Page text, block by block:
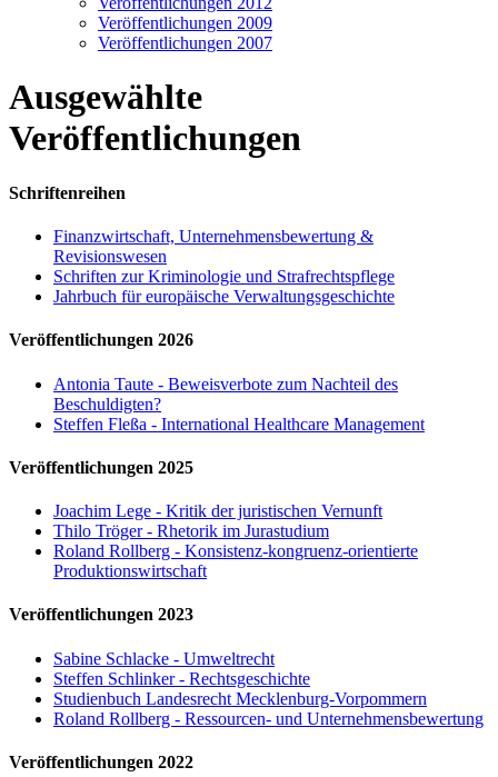
Veröffentlichungen 2009
Veröffentlichungen 2007
Ausgewählte
Veröffentlichungen
Schriftenreihen
Finanzwirtschaft, Unternehmensbewertung &
Revisionswesen
Schriften zur Kriminologie und Strafrechtspflege
Jahrbuch für europäische Verwaltungsgeschichte
Veröffentlichungen 2026
Antonia Taute - Beweisverbote zum Nachteil des
Beschuldigten?
Steffen Fleßa - International Healthcare Management
Veröffentlichungen 2025
Joachim Lege - Kritik der juristischen Vernunft
Thilo Tröger - Rhetorik im Jurastudium
Roland Rollberg - Konsistenz-kongruenz-orientierte
Produktionswirtschaft
Veröffentlichungen 2023
Sabine Schlacke - Umweltrecht
Steffen Schlinker - Rechtsgeschichte
Studienbuch Landesrecht Mecklenburg-Vorpommern
Roland Rollberg - Ressourcen- und Unternehmensbewertung
Veröffentlichungen 2022